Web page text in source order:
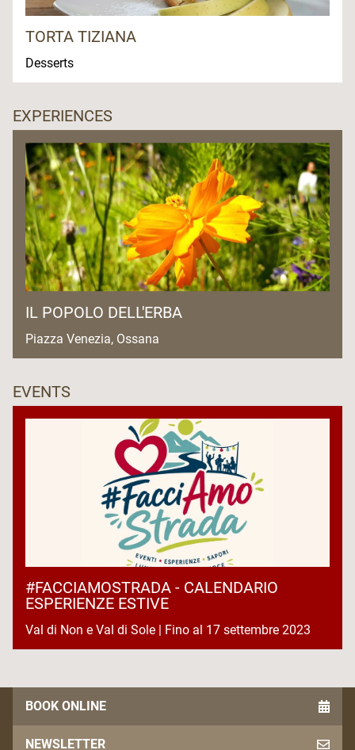
TORTA TIZIANA
Desserts
EXPERIENCES
IL POPOLO DELL'ERBA
Piazza Venezia, Ossana
EVENTS
#FACCIAMOSTRADA - CALENDARIO
ESPERIENZE ESTIVE
Val di Non e Val di Sole | Fino al 17 settembre 2023
BOOK ONLINE
NEWSLETTER